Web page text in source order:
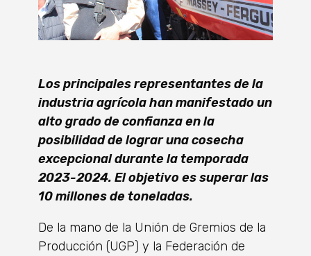
Los principales representantes de la
industria agrícola han manifestado un
alto grado de confianza en la
posibilidad de lograr una cosecha
excepcional durante la temporada
2023-2024. El objetivo es superar las
10 millones de toneladas.
De la mano de la Unión de Gremios de la
Producción (UGP) y la Federación de